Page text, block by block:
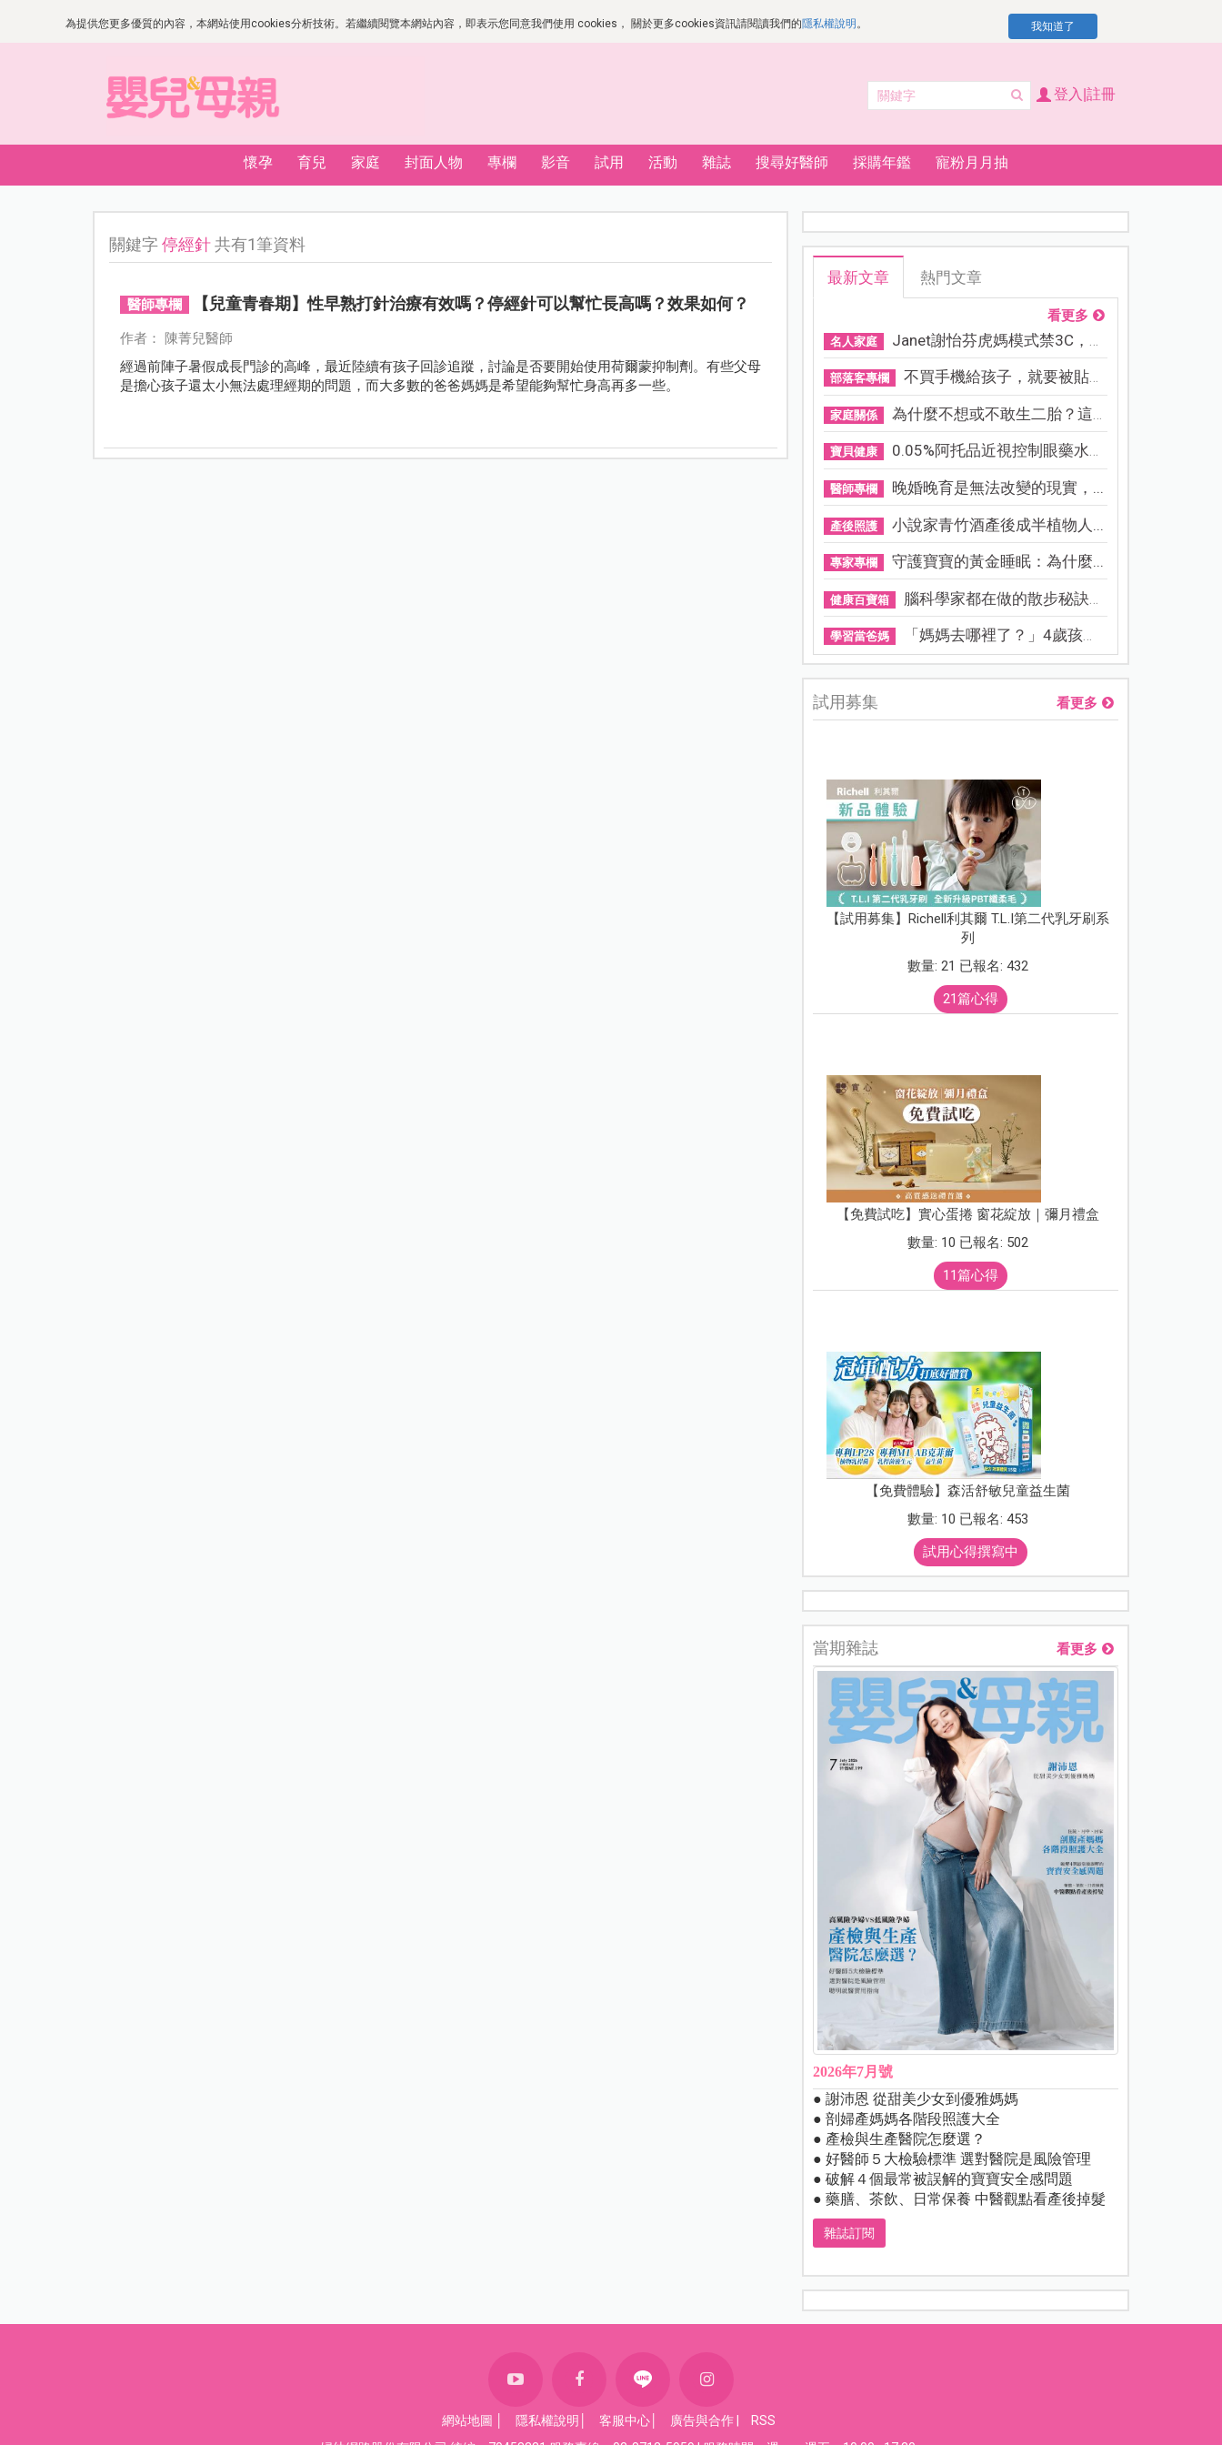
為提供您更多優質的內容，本網站使用cookies分析技術。若繼續閱覽本網站內容，即表示您同意我們使用 cookies， 關於更多cookies資訊請閱讀我們的隱私權說明 。 我知道了
登入|註冊
懷孕 育兒 家庭 封面人物 專欄 影音 試用 活動 雜誌 搜尋好醫師 採購年鑑 寵粉月月抽
關鍵字停經針共有1筆資料
醫師專欄 【兒童青春期】性早熟打針治療有效嗎？停經針可以幫忙長高嗎？效果如何？
作者： 陳菁兒醫師
經過前陣子暑假成長門診的高峰，最近陸續有孩子回診追蹤，討論是否要開始使用荷爾蒙抑制劑。有些父母
是擔心孩子還太小無法處理經期的問題，而大多數的爸爸媽媽是希望能夠幫忙身高再多一些。
最新文章 熱門文章
看更多
名人家庭 Janet謝怡芬虎媽模式禁3C，看...
部落客專欄 不買手機給孩子，就要被貼「...
家庭關係 為什麼不想或不敢生二胎？這8...
寶貝健康 0.05%阿托品近視控制眼藥水納...
醫師專欄 晚婚晚育是無法改變的現實，...
產後照護 小說家青竹酒產後成半植物人...
專家專欄 守護寶寶的黃金睡眠：為什麼...
健康百寶箱 腦科學家都在做的散步秘訣！...
學習當爸媽 「媽媽去哪裡了？」4歲孩子還...
試用募集 看更多
【試用募集】Richell利其爾 T.L.I第二代乳牙刷系
列
數量: 21 已報名: 432
21篇心得
【免費試吃】實心蛋捲 窗花綻放｜彌月禮盒
數量: 10 已報名: 502
11篇心得
【免費體驗】森活舒敏兒童益生菌
數量: 10 已報名: 453
試用心得撰寫中
當期雜誌 看更多
2026年7月號
● 謝沛恩 從甜美少女到優雅媽媽
● 剖婦產媽媽各階段照護大全
● 產檢與生產醫院怎麼選？
● 好醫師５大檢驗標準 選對醫院是風險管理
● 破解４個最常被誤解的寶寶安全感問題
● 藥膳、茶飲、日常保養 中醫觀點看產後掉髮
雜誌訂閱
網站地圖 隱私權說明 客服中心 廣告與合作
RSS